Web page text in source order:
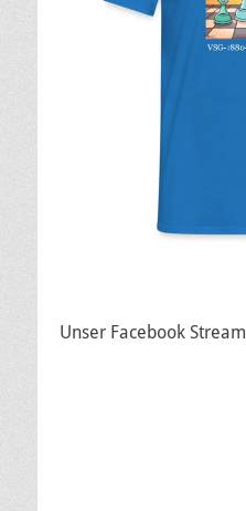
Unser Facebook Stream